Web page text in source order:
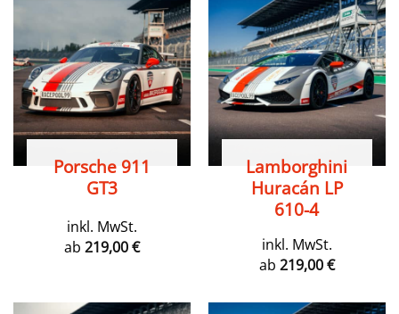
Porsche 911
GT3
inkl. MwSt.
ab 219,00€
Lamborghini
Huracán LP
610-4
inkl. MwSt.
ab 219,00€